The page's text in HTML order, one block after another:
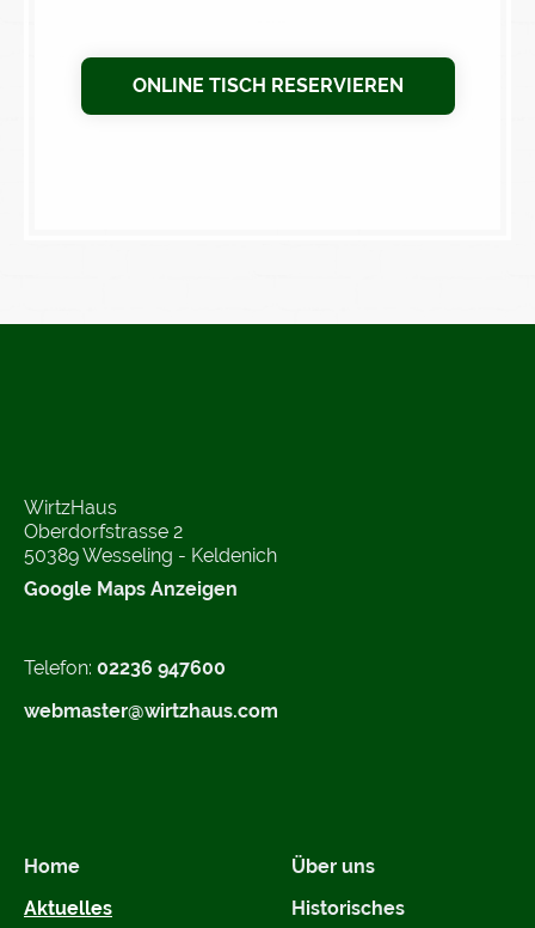
ONLINE TISCH RESERVIEREN
WirtzHaus
Oberdorfstrasse 2
50389 Wesseling - Keldenich
Google Maps Anzeigen
Telefon: 02236 947600
webmaster@wirtzhaus.com
Home
Aktuelles
Über uns
Historisches